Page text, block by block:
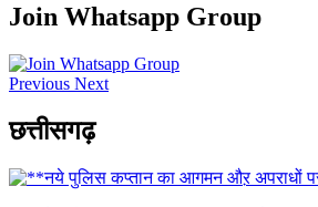
Join Whatsapp Group
Previous Next
छत्तीसगढ़